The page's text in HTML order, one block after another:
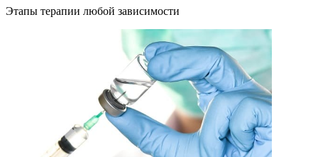
Этапы терапии любой зависимости